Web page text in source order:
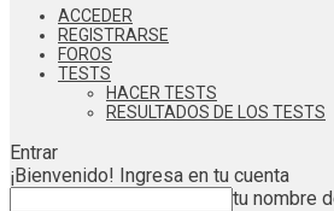
ACCEDER
REGISTRARSE
FOROS
TESTS
HACER TESTS
RESULTADOS DE LOS TESTS
Entrar
¡Bienvenido! Ingresa en tu cuenta
tu nombre